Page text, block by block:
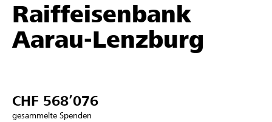
Unterstützen
Hilfe & Support
Raiffeisenbank
Aarau-Lenzburg
CHF 568’076
gesammelte Spenden